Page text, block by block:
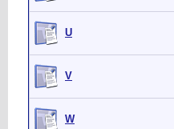
U
V
W